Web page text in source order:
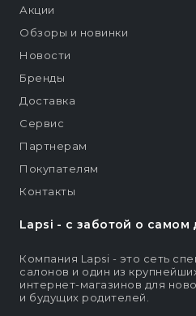
Lapsi - c заботой о самом
Компания Lapsi - это сеть
салонов и один из
интернет-магазинов для
и будущих родителей.
Акции
Обзоры и новинки
Новости
Бренды
Доставка
Сервис
Партнерам
Покупателям
Контакты